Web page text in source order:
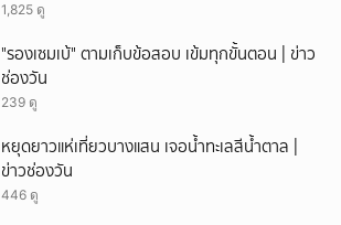
1,825 ดู
"รองเซมเบ้" ตามเก็บข้อสอบ เข้มทุกขั้นตอน | ข่าว
ช่องวัน
239 ดู
หยุดยาวแห่เที่ยวบางแสน เจอน้ำทะเลสีน้ำตาล |
ข่าวช่องวัน
446 ดู